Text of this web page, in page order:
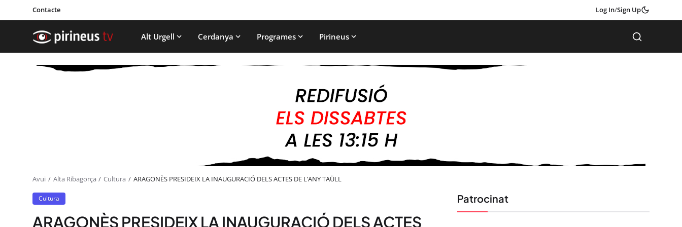
Contacte Log In/Sign Up
Alt Urgell Cerdanya Programes Pirineus
Avui Alta Ribagorça Cultura ARAGONÈS PRESIDEIX LA INAUGURACIÓ DELS ACTES DE L’ANY TAÜLL
Cultura
ARAGONÈS PRESIDEIX LA INAUGURACIÓ DELS ACTES
Patrocinat